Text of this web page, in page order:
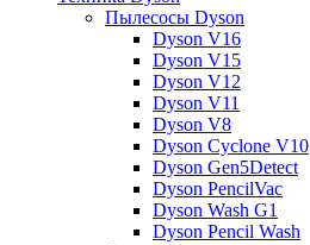
Пылесосы Dyson
Dyson V16
Dyson V15
Dyson V12
Dyson V11
Dyson V8
Dyson Cyclone V10
Dyson Gen5Detect
Dyson PencilVac
Dyson Wash G1
Dyson Pencil Wash